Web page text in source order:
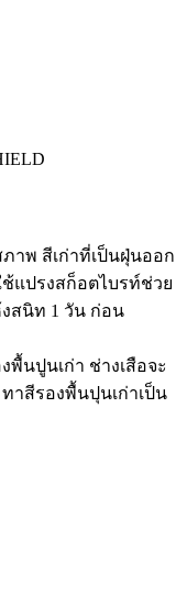
าพ สีเก่าที่เป็นฝุ่นออก
แปรงสก็อตไบรท์ช่วย
สนิท 1 วัน ก่อน
นปูนเก่า ช่างเสือจะ
าสีรองพื้นปุนเก่าเป็น